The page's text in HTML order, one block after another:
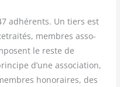
adhé­rents. Un tiers est
membres asso­
le reste de
d’une asso­cia­tion,
hono­raires, des